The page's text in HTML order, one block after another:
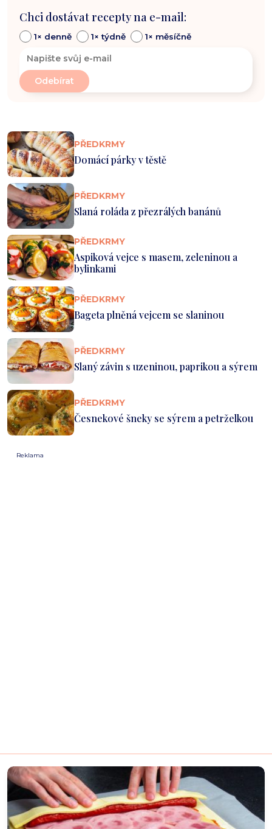
Chci dostávat recepty na e-mail:
1× denně 1× týdně 1× měsíčně
PŘEDKRMY
Domácí párky v těstě
PŘEDKRMY
Slaná roláda z přezrálých banánů
PŘEDKRMY
Aspiková vejce s masem, zeleninou a
bylinkami
PŘEDKRMY
Bageta plněná vejcem se slaninou
PŘEDKRMY
Slaný závin s uzeninou, paprikou a sýrem
PŘEDKRMY
Česnekové šneky se sýrem a petrželkou
Reklama